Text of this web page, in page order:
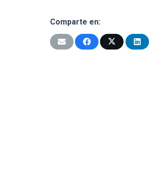
Comparte en: